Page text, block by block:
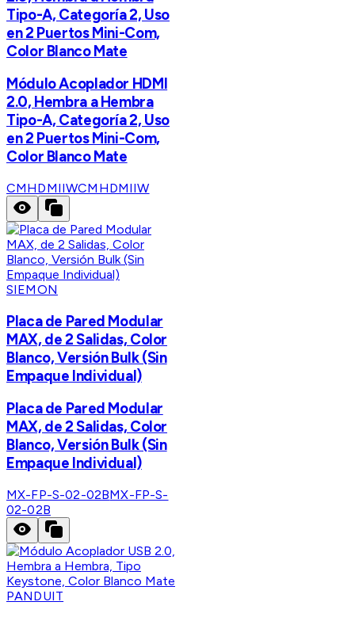
Tipo-A, Categoría 2, Uso
en 2 Puertos Mini-Com,
Color Blanco Mate
Módulo Acoplador HDMI
2.0, Hembra a Hembra
Tipo-A, Categoría 2, Uso
en 2 Puertos Mini-Com,
Color Blanco Mate
CMHDMIIWCMHDMIIW
SIEMON
Placa de Pared Modular
MAX, de 2 Salidas, Color
Blanco, Versión Bulk (Sin
Empaque Individual)
Placa de Pared Modular
MAX, de 2 Salidas, Color
Blanco, Versión Bulk (Sin
Empaque Individual)
MX-FP-S-02-02BMX-FP-S-
02-02B
PANDUIT